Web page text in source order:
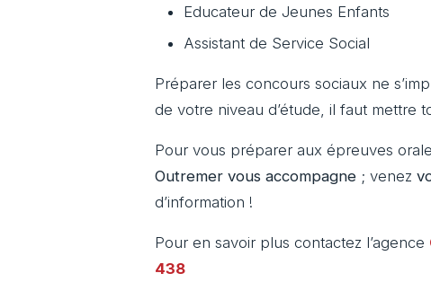
Educateur de Jeunes Enfants
Assistant de Service Social
Préparer les concours sociaux ne
de votre niveau d’étude, il faut mettre
Pour vous préparer aux épreuves
Outremer vous accompagne ; venez
d’information !
Pour en savoir plus contactez l’agence
438